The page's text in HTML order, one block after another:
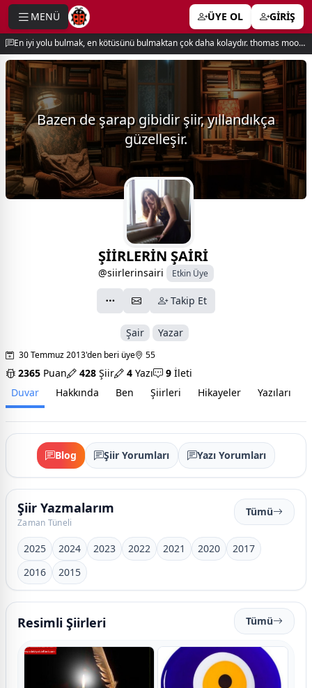
MENÜ ÜYE OL GİRİŞ
En iyi yolu bulmak, en kötüsünü bulmaktan çok daha kolaydır. thomas moore
Bazen de şarap gibidir şiir, yıllandıkça
güzelleşir.
ŞİİRLERİN ŞAİRİ
@siirlerinsairi Etkin Üye
Takip Et
Şair Yazar
30 Temmuz 2013'den beri üye 55
2365 Puan 428 Şiir 4 Yazı 9 İleti
Duvar
Hakkında Ben Şiirleri Hikayeler Yazıları
Blog Şiir Yorumları Yazı Yorumları
Şiir Yazmalarım
Zaman Tüneli
Tümü
2025 2024 2023 2022 2021 2020
2017
2016
2015
Resimli Şiirleri Tümü
menu